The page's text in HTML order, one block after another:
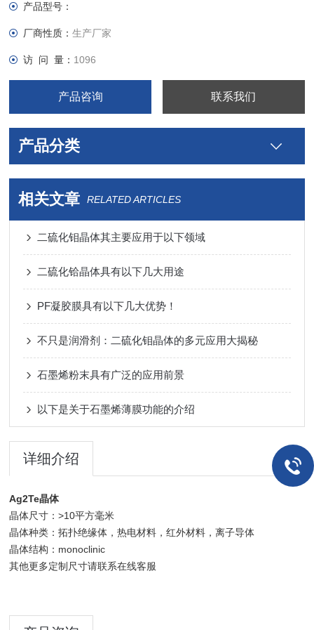
产品型号：
厂商性质：生产厂家
访 问 量： 1096
产品咨询 联系我们
产品分类
相关文章 RELATED ARTICLES
二硫化钼晶体其主要应用于以下领域
二硫化铪晶体具有以下几大用途
PF凝胶膜具有以下几大优势！
不只是润滑剂：二硫化钼晶体的多元应用大揭秘
石墨烯粉末具有广泛的应用前景
以下是关于石墨烯薄膜功能的介绍
详细介绍
Ag2Te晶体
晶体尺寸：>10平方毫米
晶体种类：拓扑绝缘体，热电材料，红外材料，离子导体
晶体结构：monoclinic
其他更多定制尺寸请联系在线客服